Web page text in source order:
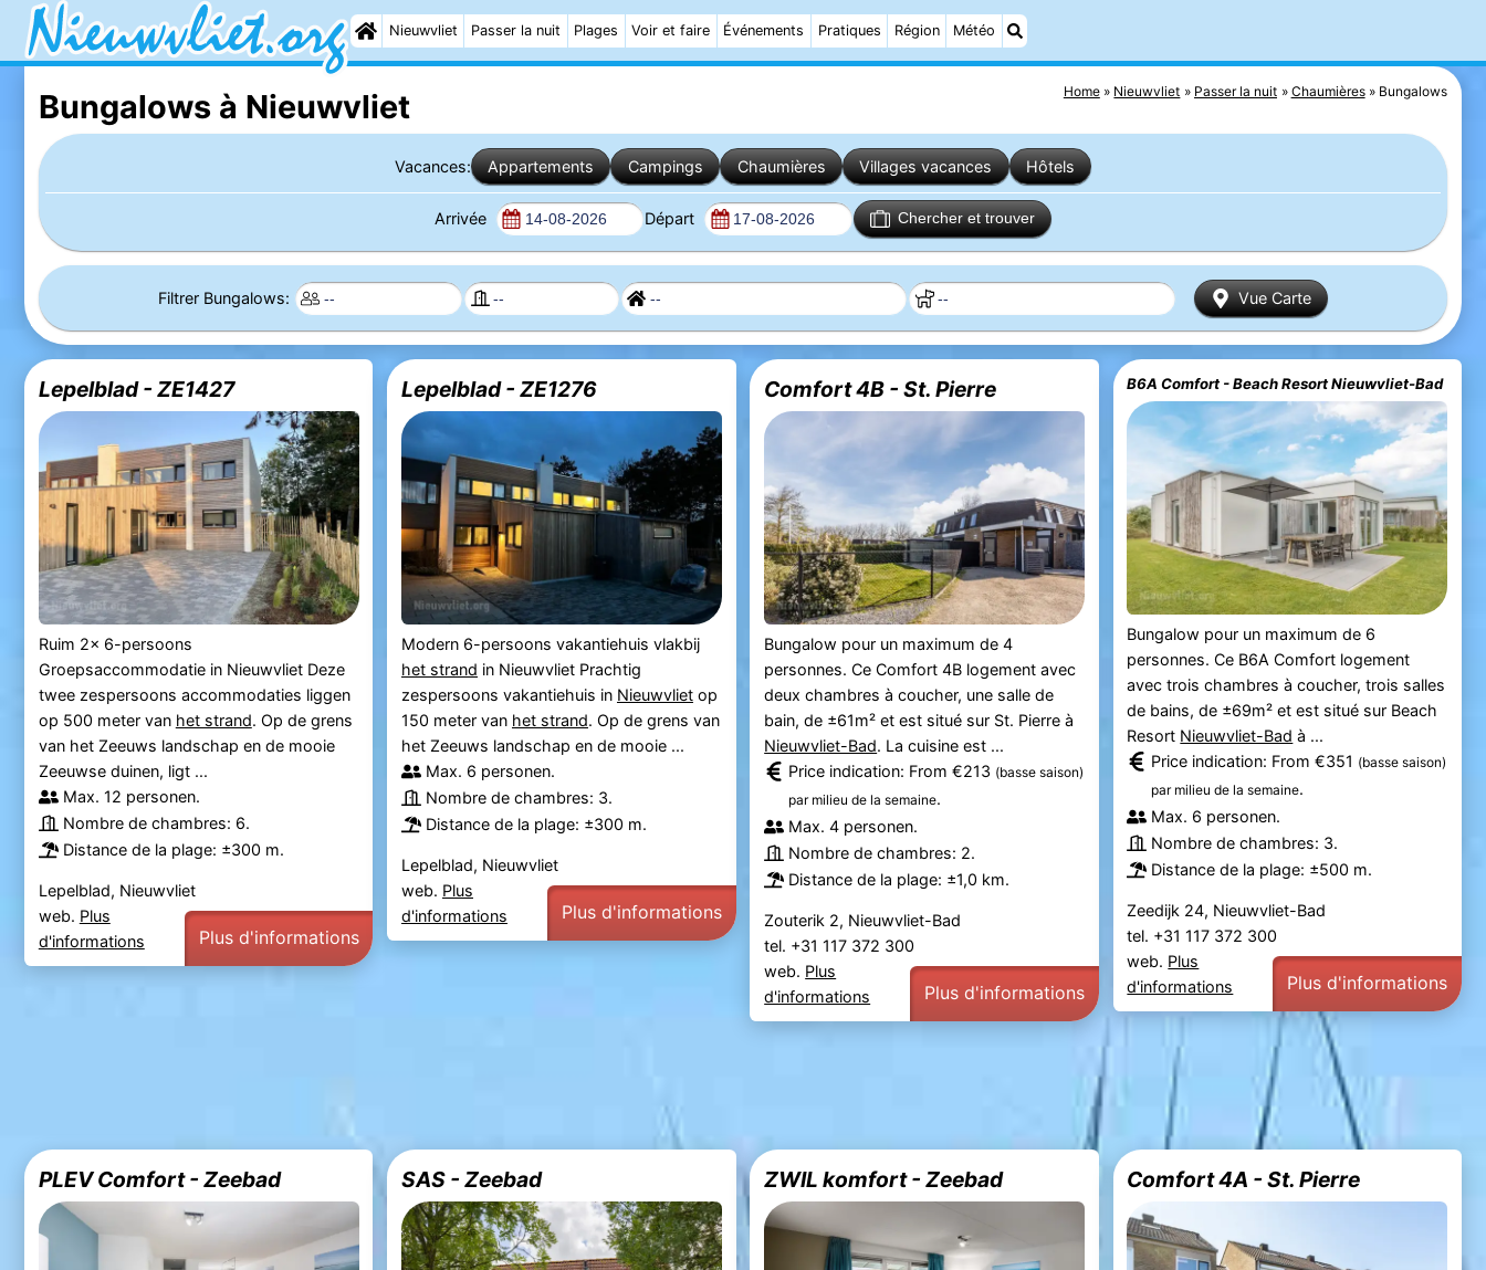
Nieuwvliet Passer la nuit Plages Voir et faire Événements Pratiques Région Météo
Home Nieuwvliet Passer la nuit Chaumières Bungalows
Bungalows à Nieuwvliet
Vacances: Appartements Campings Chaumières Villages vacances Hôtels
Arrivée Départ Chercher et trouver
Filtrer Bungalows: Vue Carte
Lepelblad - ZE1427
Ruim 2x 6-persoons
Groepsaccommodatie in Nieuwvliet Deze
twee zespersoons accommodaties liggen
op 500 meter van het strand. Op de grens
van het Zeeuws landschap en de mooie
Zeeuwse duinen, ligt ...
Max. 12 personen.
Nombre de chambres: 6.
Distance de la plage: ±300 m.
Lepelblad, Nieuwvliet
web. Plus
d'informations
Plus d'informations
Lepelblad - ZE1276
Modern 6-persoons vakantiehuis vlakbij
het strand in Nieuwvliet Prachtig
zespersoons vakantiehuis in Nieuwvlietop
150 meter van het strand. Op de grens van
het Zeeuws landschap en de mooie ...
Max. 6 personen.
Nombre de chambres: 3.
Distance de la plage: ±300 m.
Lepelblad, Nieuwvliet
web. Plus
d'informations
Plus d'informations
Comfort 4B - St. Pierre
Bungalow pour un maximum de 4
personnes. Ce Comfort 4B logement avec
deux chambres à coucher, une salle de
bain, de ±61m² et est situé sur St. Pierre à
Nieuwvliet-Bad. La cuisine est ...
Price indication: From €213 (basse saison)
par milieu de la semaine.
Max. 4 personen.
Nombre de chambres: 2.
Distance de la plage: ±1,0 km.
Zouterik 2, Nieuwvliet-Bad
tel. +31 117 372 300
web. Plus
d'informations
Plus d'informations
B6A Comfort - Beach Resort Nieuwvliet-Bad
Bungalow pour un maximum de 6
personnes. Ce B6A Comfort logement
avec trois chambres à coucher, trois salles
de bains, de ±69m² et est situé sur Beach
Resort Nieuwvliet-Bad à ...
Price indication: From €351 (basse saison)
par milieu de la semaine.
Max. 6 personen.
Nombre de chambres: 3.
Distance de la plage: ±500 m.
Zeedijk 24, Nieuwvliet-Bad
tel. +31 117 372 300
web. Plus
d'informations
Plus d'informations
PLEV Comfort - Zeebad SAS - Zeebad ZWIL komfort - Zeebad Comfort 4A - St. Pierre